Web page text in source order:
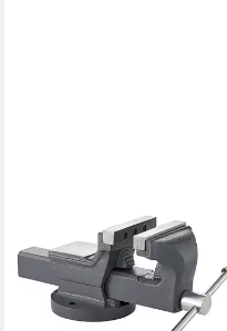
Schraubstock,
Parallelschraubstock 175 mm
167,98 €
lieferbar - in 2-3 Werktagen bei dir